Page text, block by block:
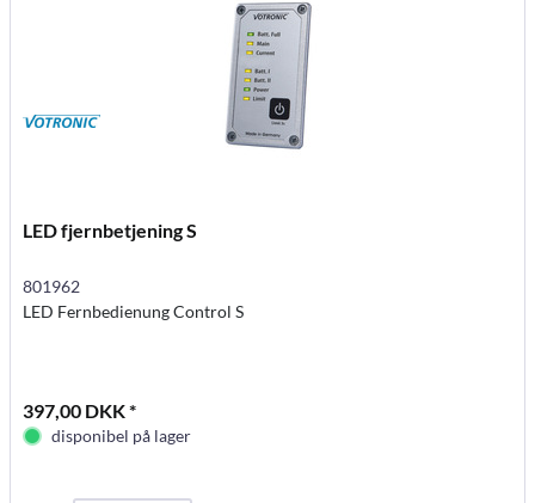
LED fjernbetjening S
801962
LED Fernbedienung Control S
397,00 DKK *
disponibel på lager